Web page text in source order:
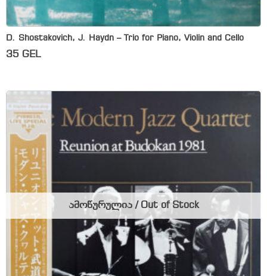
D. Shostakovich, J. Haydn – Trio for Piano, Violin and Cello
35 GEL
ამოწურულია / Out of Stock